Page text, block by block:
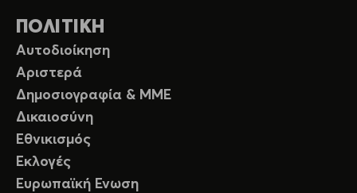
ΠΟΛΙΤΙΚΗ
Αυτοδιοίκηση
Αριστερά
Δημοσιογραφία & ΜΜΕ
Δικαιοσύνη
Εθνικισμός
Εκλογές
Ευρωπαϊκή Ενωση